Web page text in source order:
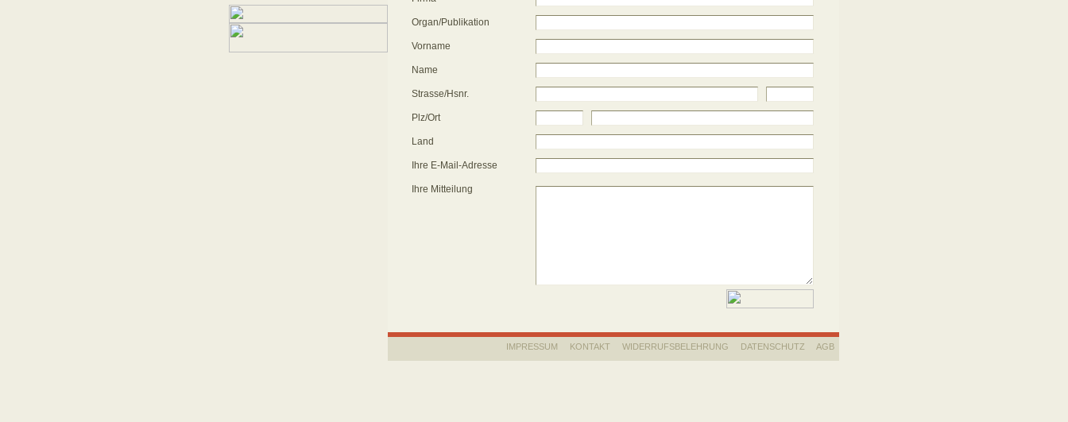
Organ/Publikation
Vorname
Name
Strasse/Hsnr.
Plz/Ort
Land
Ihre E-Mail-Adresse
Ihre Mitteilung
IMPRESSUM KONTAKT WIDERRUFSBELEHRUNG DATENSCHUTZ AGB